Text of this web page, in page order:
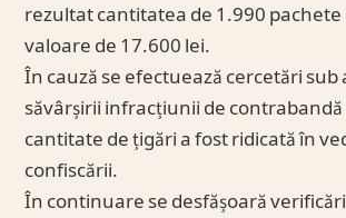
rezultat cantitatea de 1.990 pachete
valoare de 17.600 lei.
În cauză se efectuează cercetări sub
săvârșirii infracțiunii de
cantitate de țigări a fost ridicată în
confiscării.
În continuare se desfășoară